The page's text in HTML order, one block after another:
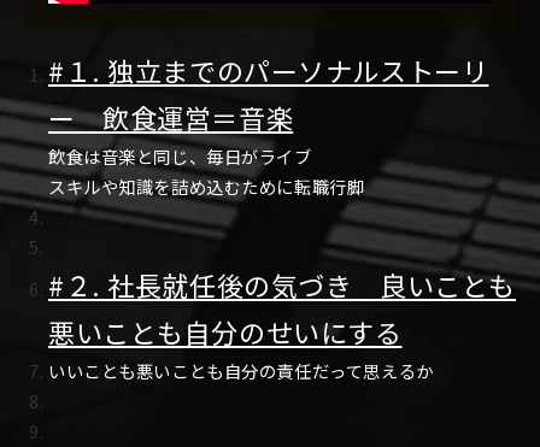
#１. 独立までのパーソナルストーリ
ー 飲食運営＝音楽
飲食は音楽と同じ、毎日がライブ
スキルや知識を詰め込むために転職行脚
#２. 社長就任後の気づき 良いことも
悪いことも自分のせいにする
いいことも悪いことも自分の責任だって思えるか